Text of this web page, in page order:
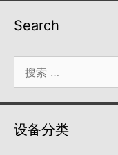
Search
索：
设备分类